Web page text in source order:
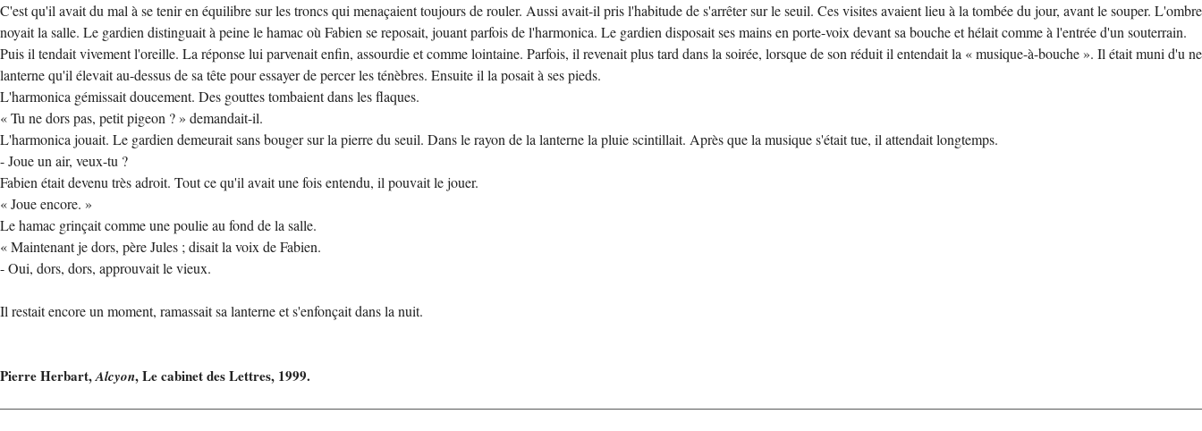
C'est qu'il avait du mal à se tenir en équilibre sur les troncs qui menaçaient toujours de rouler. Aussi avait-il pris l'habitude de s'arrêter sur le seuil. Ces visites avaient lieu à la tombée du jour, avant le souper. L'ombre
noyait la salle. Le gardien distinguait à peine le hamac où Fabien se reposait, jouant parfois de l'harmonica. Le gardien disposait ses mains en porte-voix devant sa bouche et hélait comme à l'entrée d'un souterrain.
Puis il tendait vivement l'oreille. La réponse lui parvenait enfin, assourdie et comme lointaine. Parfois, il revenait plus tard dans la soirée, lorsque de son réduit il entendait la « musique-à-bouche ». Il était muni d'u ne
lanterne qu'il élevait au-dessus de sa tête pour essayer de percer les ténèbres. Ensuite il la posait à ses pieds.
L'harmonica gémissait doucement. Des gouttes tombaient dans les flaques.
« Tu ne dors pas, petit pigeon ? » demandait-il.
L'harmonica jouait. Le gardien demeurait sans bouger sur la pierre du seuil. Dans le rayon de la lanterne la pluie scintillait. Après que la musique s'était tue, il attendait longtemps.
- Joue un air, veux-tu ?
Fabien était devenu très adroit. Tout ce qu'il avait une fois entendu, il pouvait le jouer.
« Joue encore. »
Le hamac grinçait comme une poulie au fond de la salle.
« Maintenant je dors, père Jules ; disait la voix de Fabien.
- Oui, dors, dors, approuvait le vieux.
Il restait encore un moment, ramassait sa lanterne et s'enfonçait dans la nuit.
Pierre Herbart,Alcyon, Le cabinet des Lettres, 1999.